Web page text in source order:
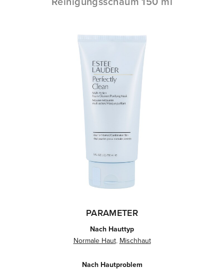
PARAMETER
Nach Hauttyp
Normale Haut, Mischhaut
Nach Hautproblem